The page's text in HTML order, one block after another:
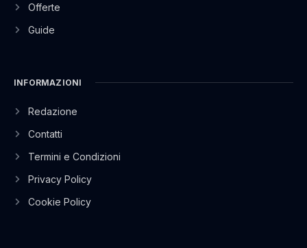
Offerte
Guide
INFORMAZIONI
Redazione
Contatti
Termini e Condizioni
Privacy Policy
Cookie Policy